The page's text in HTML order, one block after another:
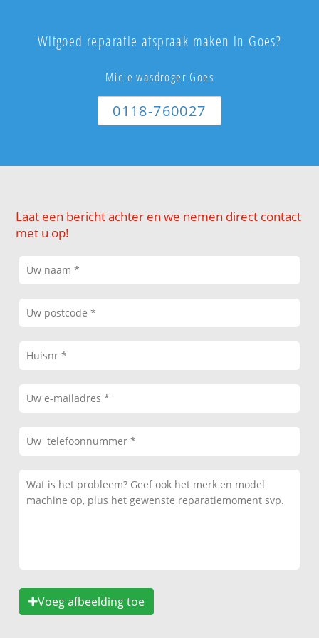
Witgoed reparatie afspraak maken in Goes?
Miele wasdroger Goes
0118-760027
Laat een bericht achter en we nemen direct contact
met u op!
Voeg afbeelding toe